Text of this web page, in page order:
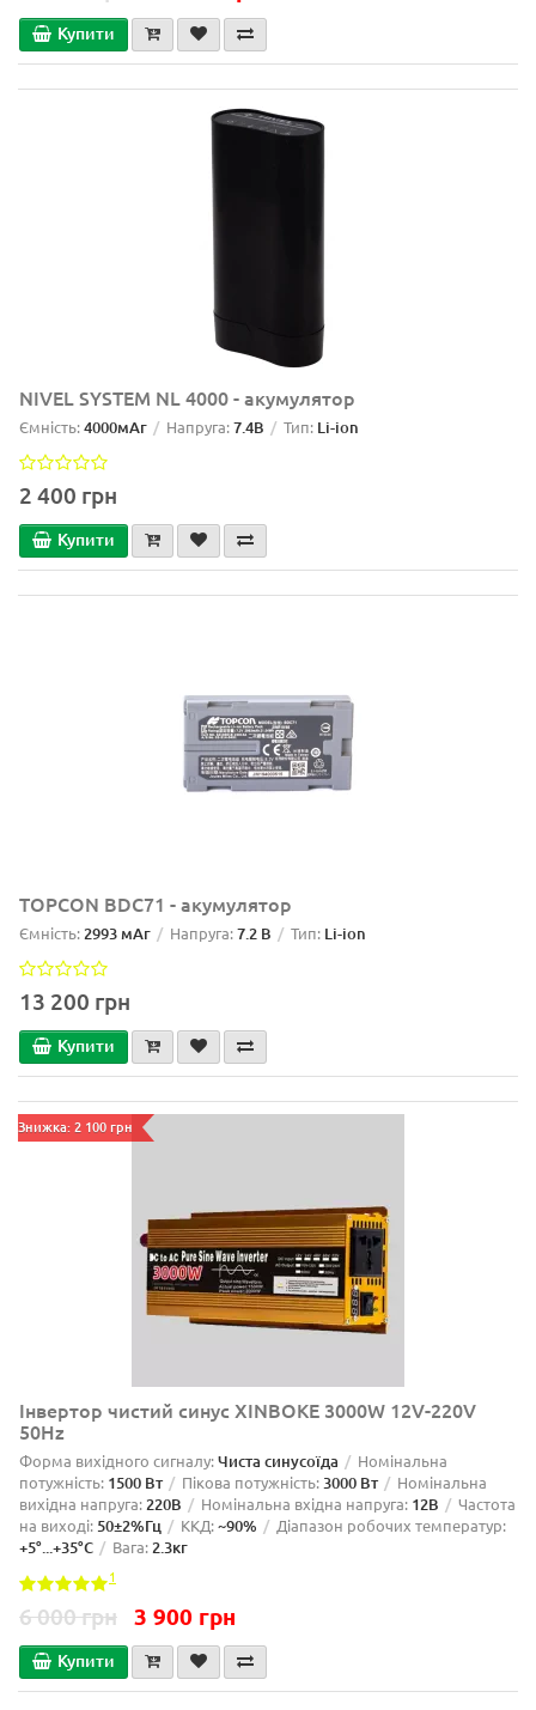
Купити
NIVEL SYSTEM NL 4000 - акумулятор
Ємність:4000мАг Напруга:7.4В Тип: Li-ion
2 400 грн
Купити
TOPCON BDC71 - акумулятор
Ємність:2993 мАг Напруга:7.2 В Тип: Li-ion
13 200 грн
Купити
Знижка: 2 100 грн
Інвертор чистий синус XINBOKE 3000W 12V-220V
50Hz
Форма вихідного сигналу:Чиста синусоїда
Номінальна
потужність: 1500 Вт Пікова потужність:3000 Вт
Номінальна
вихідна напруга:220В Номінальна вхідна напруга: 12В
Частота
на виході: 50±2%Гц ККД:~90% Діапазон робочих температур:
+5°...+35°С Вага:2.3кг
1
6 000 грн 3 900 грн
Купити